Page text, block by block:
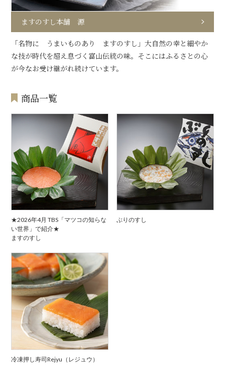
ますのすし本舗 源
「名物に うまいものあり ますのすし」大自然の幸と細やか
な技が時代を超え息づく富山伝統の味。そこにはふるさとの心
が今なお受け継がれ続けています。
商品一覧
★2026年4月 TBS「マツコの知らな
い世界」で紹介★
ますのすし
ぶりのすし
冷凍押し寿司Rejyu（レジュウ）